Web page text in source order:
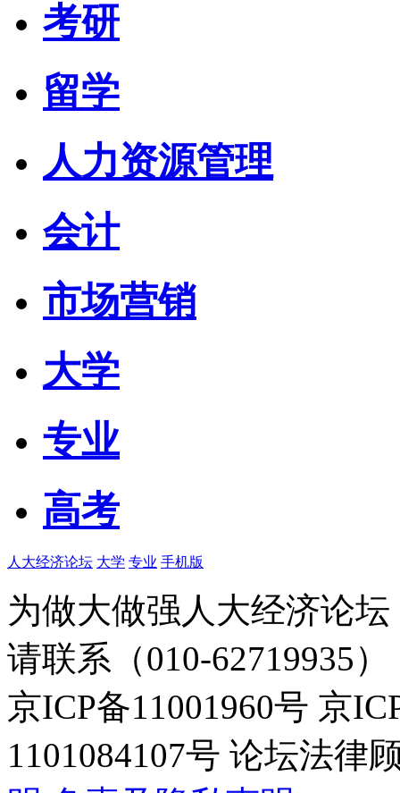
考研
留学
人力资源管理
会计
市场营销
大学
专业
高考
人大经济论坛 大学 专业 手机版
为做大做强人大经济论
请联系（010-62719935）
京ICP备11001960号 京
1101084107号 论坛法律